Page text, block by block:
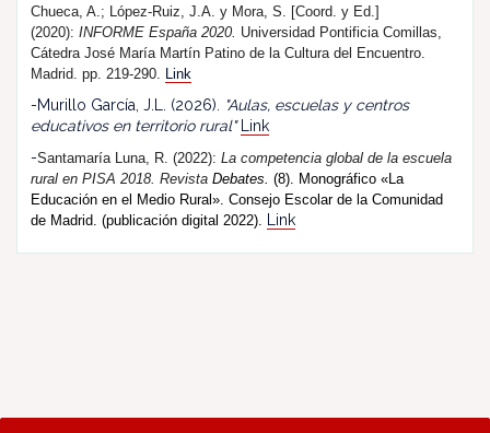
Chueca, A.; López-Ruiz, J.A. y Mora, S. [Coord. y Ed.]
(2020): INFORME España 2020. Universidad Pontificia Comillas,
Cátedra José María Martín Patino de la Cultura del Encuentro.
Madrid. pp. 219-290. Link
-Murillo García, J.L. (2026).
"Aulas, escuelas y centros
educativos en territorio rural"
Link
-Santamaría Luna, R. (2022): La competencia global de la escuela
rural en PISA 2018. Revista Debates. (8). Monográfico «La
Educación en el Medio Rural». Consejo Escolar de la Comunidad
de Madrid. (publicación digital 2022).
Link